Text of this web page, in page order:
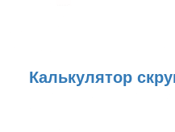
Калькулятор